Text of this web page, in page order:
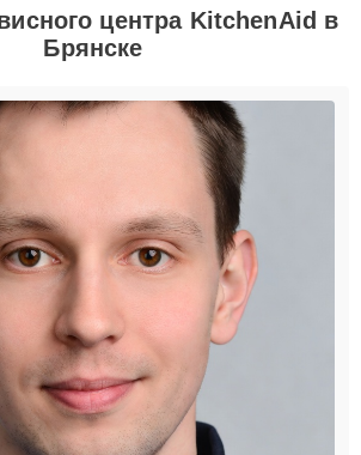
центра KitchenAid в
Брянске